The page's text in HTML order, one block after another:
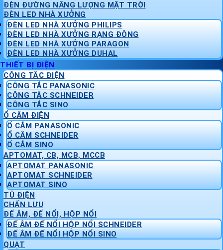
ĐÈN ĐƯỜNG NĂNG LƯỢNG MẶT TRỜI
ĐÈN LED NHÀ XƯỞNG
ĐÈN LED NHÀ XƯỞNG PHILIPS
ĐÈN LED NHÀ XƯỞNG RẠNG ĐÔNG
ĐÈN LED NHÀ XƯỞNG PARAGON
ĐÈN LED NHÀ XƯỞNG DUHAL
THIẾT BỊ ĐIỆN
CÔNG TẮC ĐIỆN
CÔNG TẮC PANASONIC
CÔNG TẮC SCHNEIDER
CÔNG TẮC SINO
Ổ CẮM ĐIỆN
Ổ CẮM PANASONIC
Ổ CẮM SCHNEIDER
Ổ CẮM SINO
APTOMAT, CB, MCB, MCCB
APTOMAT PANASONIC
APTOMAT SCHNEIDER
APTOMAT SINO
TỦ ĐIỆN
CHẤN LƯU
ĐẾ ÂM, ĐẾ NỔI, HỘP NỔI
ĐẾ ÂM ĐẾ NỔI HỘP NỔI SCHNEIDER
ĐẾ ÂM ĐẾ NỔI HỘP NỔI SINO
QUẠT